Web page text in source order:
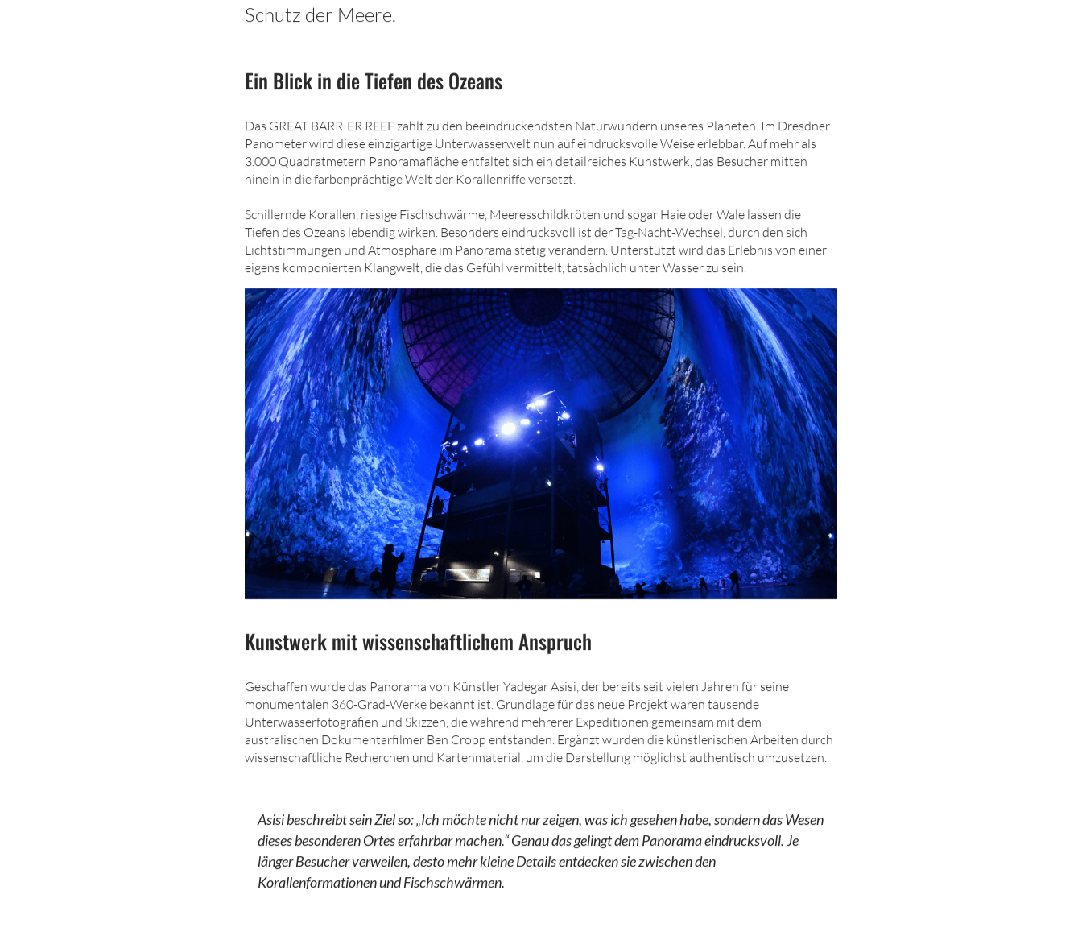
Schutz der Meere.
Ein Blick in die Tiefen des Ozeans
Das GREAT BARRIER REEF zählt zu den beeindruckendsten Naturwundern unseres Planeten. Im Dresdner
Panometer wird diese einzigartige Unterwasserwelt nun auf eindrucksvolle Weise erlebbar. Auf mehr als
3.000 Quadratmetern Panoramafläche entfaltet sich ein detailreiches Kunstwerk, das Besucher mitten
hinein in die farbenprächtige Welt der Korallenriffe versetzt.
Schillernde Korallen, riesige Fischschwärme, Meeresschildkröten und sogar Haie oder Wale lassen die
Tiefen des Ozeans lebendig wirken. Besonders eindrucksvoll ist der Tag-Nacht-Wechsel, durch den sich
Lichtstimmungen und Atmosphäre im Panorama stetig verändern. Unterstützt wird das Erlebnis von einer
eigens komponierten Klangwelt, die das Gefühl vermittelt, tatsächlich unter Wasser zu sein.
Kunstwerk mit wissenschaftlichem Anspruch
Geschaffen wurde das Panorama von Künstler Yadegar Asisi, der bereits seit vielen Jahren für seine
monumentalen 360-Grad-Werke bekannt ist. Grundlage für das neue Projekt waren tausende
Unterwasserfotografien und Skizzen, die während mehrerer Expeditionen gemeinsam mit dem
australischen Dokumentarfilmer Ben Cropp entstanden. Ergänzt wurden die künstlerischen Arbeiten durch
wissenschaftliche Recherchen und Kartenmaterial, um die Darstellung möglichst authentisch umzusetzen.
Asisi beschreibt sein Ziel so: „Ich möchte nicht nur zeigen, was ich gesehen habe, sondern das Wesen
dieses besonderen Ortes erfahrbar machen.“ Genau das gelingt dem Panorama eindrucksvoll. Je
länger Besucher verweilen, desto mehr kleine Details entdecken sie zwischen den
Korallenformationen und Fischschwärmen.